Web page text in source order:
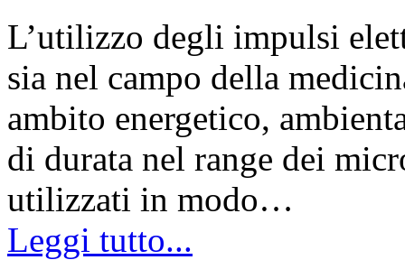
L’utilizzo degli impulsi
sia nel campo della
ambito energetico,
di durata nel range dei
utilizzati in modo…
Leggi tutto...